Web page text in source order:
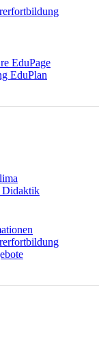
EduPage
EduPlan
Didaktik